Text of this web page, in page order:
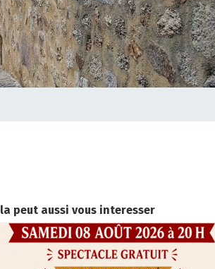
peut aussi vous interesser